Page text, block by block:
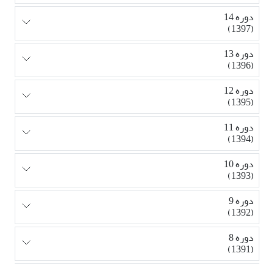
دوره 14
(1397)
دوره 13
(1396)
دوره 12
(1395)
دوره 11
(1394)
دوره 10
(1393)
دوره 9
(1392)
دوره 8
(1391)